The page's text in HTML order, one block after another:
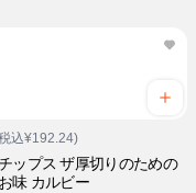
込¥192.24)
ップス ザ厚切りのための
味 カルビー